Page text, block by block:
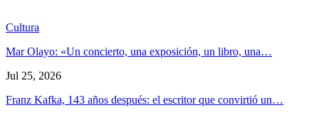
Cultura
Mar Olayo: «Un concierto, una exposición, un libro, una…
Jul 25, 2026
Franz Kafka, 143 años después: el escritor que convirtió un…